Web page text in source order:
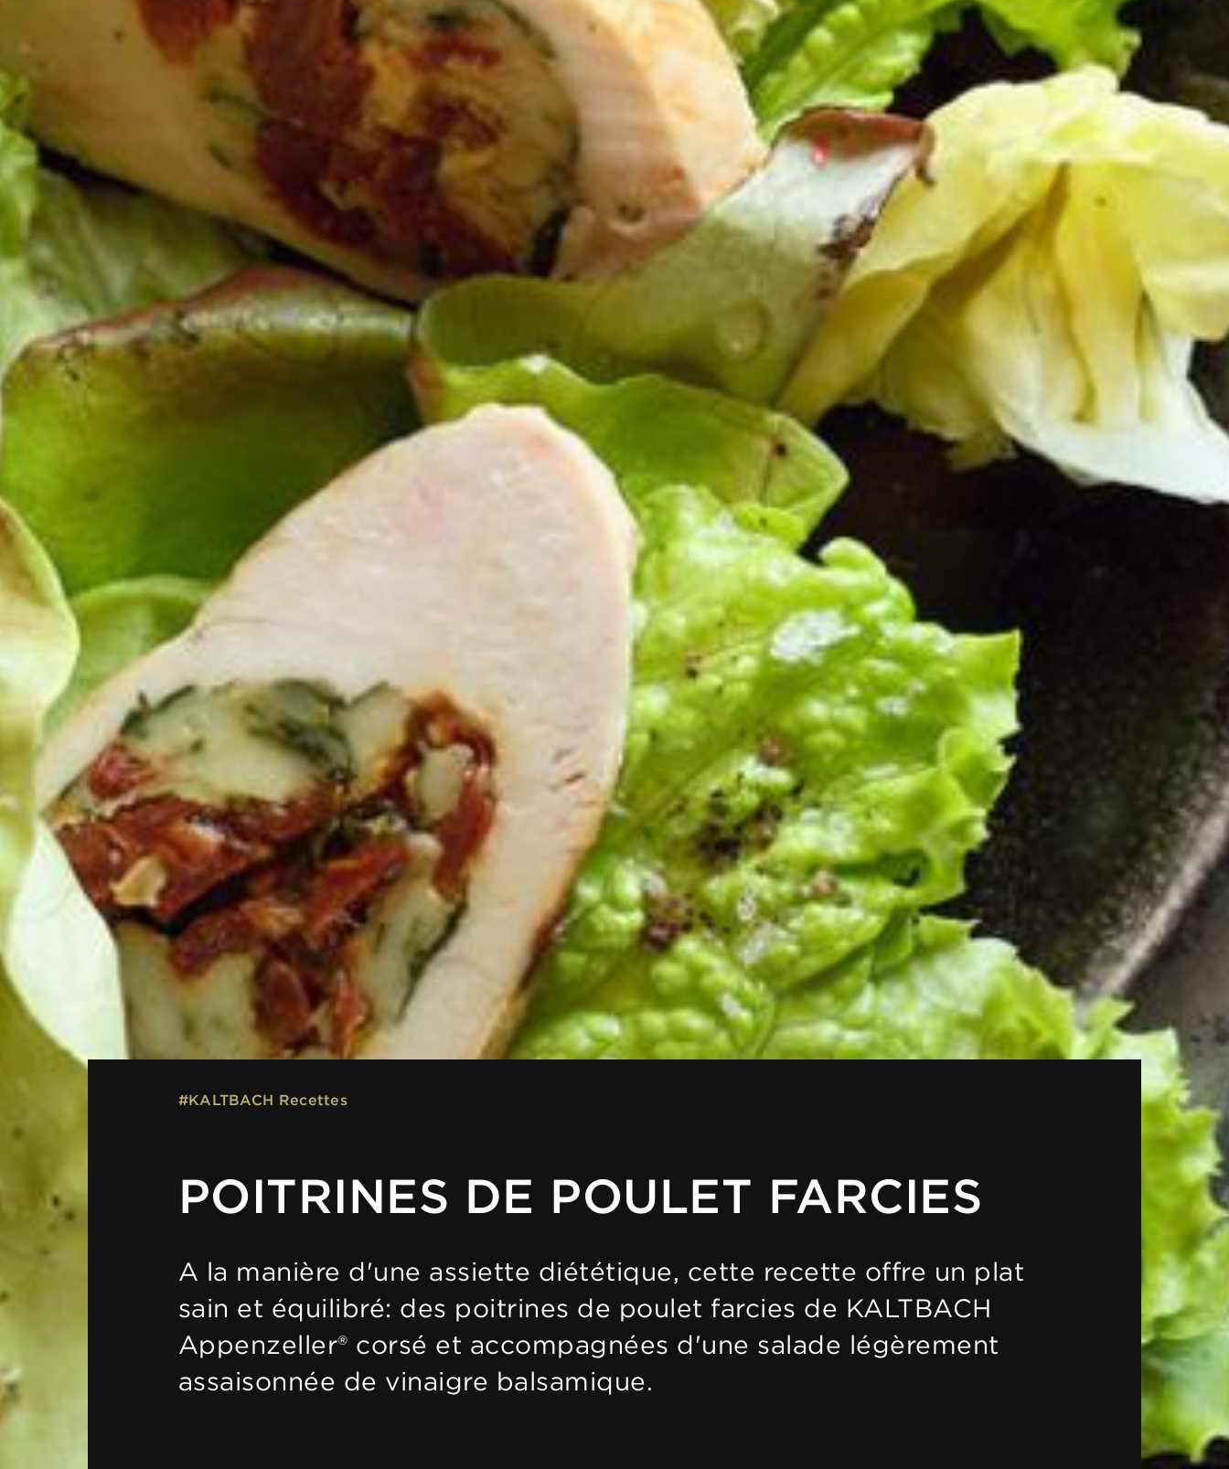
#KALTBACH Recettes
POITRINES DE POULET FARCIES
A la manière d'une assiette diététique, cette recette offre un plat
sain et équilibré: des poitrines de poulet farcies de KALTBACH
Appenzeller® corsé et accompagnées d'une salade légèrement
assaisonnée de vinaigre balsamique.